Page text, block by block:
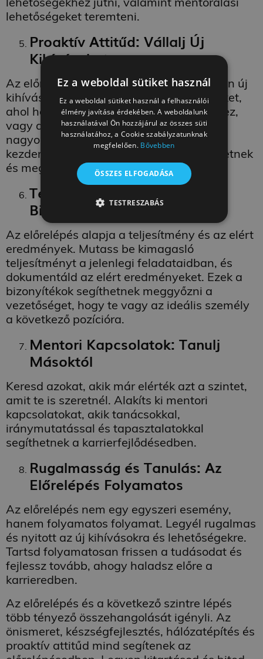
lehetőségeket teremteni.
Proaktív Attitűd: Vállalj Új
Kihívásokat
Az előrelépés érdekében vállalj proaktívan új
kihívásokat. Keresd azokat a lehetőségeket,
ahol hozzájárulhatsz a céged fejlődéséhez,
vagy ahol felelősséget vállalhatsz egy
nagyobb projektben. Az ilyen
kezdeményezések láthatóságot teremthetnek
és megmutathatják elkötelezettségedet.
Teljesítmény és Eredmények:
Bizonyítsd Be Képességeidet
Az előrelépés alapja a teljesítmény és az elért
eredmények. Mutass be kimagasló
teljesítményt a jelenlegi feladataidban, és
dokumentáld az elért eredményeket. Ezek a
bizonyítékok segíthetnek meggyőzni a
vezetőséget, hogy te vagy az ideális személy
a következő pozícióra.
Mentori Kapcsolatok: Tanulj
Másoktól
Keresd azokat, akik már elérték azt a szintet,
amit te is szeretnél. Alakíts ki mentori
kapcsolatokat, akik tanácsokkal,
iránymutatással és tapasztalatokkal
segíthetnek a karrierfejlődésedben.
Rugalmasság és Tanulás: Az
Előrelépés Folyamatos
Az előrelépés nem egy egyszeri esemény,
hanem folyamatos folyamat. Legyél rugalmas
és nyitott az új kihívásokra és lehetőségekre.
Tartsd folyamatosan frissen a tudásodat és
fejlessz tovább, ahogy haladsz előre a
karrieredben.
Az előrelépés és a következő szintre lépés
több tényező összehangolását igényli. Az
önismeret, készségfejlesztés, hálózatépítés és
proaktív attitűd mind segítenek az
Ez a weboldal sütiket használ
Ez a weboldal sütiket használ a felhasználói
élmény javítása érdekében. A weboldalunk
használatával Ön hozzájárul az összes süti
használatához, a Cookie szabályzatunknak
megfelelően. Bővebben
ÖSSZES ELFOGADÁSA
TESTRESZABÁS
TELJESÍTMÉNY CÉLZÁS
BESOROLATLAN
Teljesítmény Célzás Besorolatlan
A teljesítmény-sütiket, pl. analitikai sütiket annak
használják a látogatók a weboldalt. Ezek a sütik
nem használhatók egy adott látogató közvetlen
azonosítására.
Név
Szolgáltató
/ Domain
Lejárat Leírás
_ga_FFYD344T4T .delego.hu
1 év 1
hónap
Ezt a cookie-t a
használja a
munkamenet
megőrzésére.
_ga
Google
LLC
.delego.hu
1 év 1
hónap
Ez a cookie-név
társítva van a Google
által leggyakrabban
használt elemzési
szolgáltatáshoz. Ez a
süti az egyedi
felhasználók
megkülönböztetésére
szolgál,
véletlenszerűen
generált szám
oldalkérésében
szerepel, és a
webhely-elemzési
jelentések látogatói,
munkamenet- és
kiszámítására szolgál.